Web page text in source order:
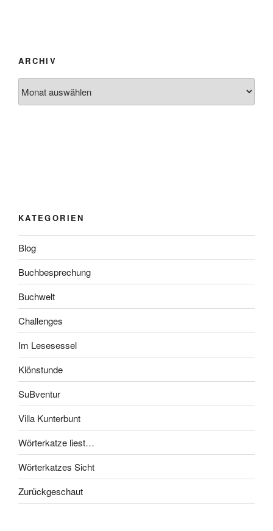
ARCHIV
KATEGORIEN
Blog
Buchbesprechung
Buchwelt
Challenges
Im Lesesessel
Klönstunde
SuBventur
Villa Kunterbunt
Wörterkatze liest…
Wörterkatzes Sicht
Zurückgeschaut